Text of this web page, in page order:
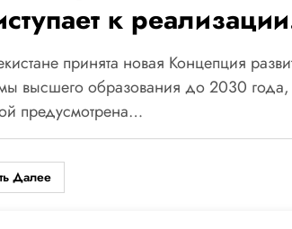
к реализации
Концепции
и готов к
с вузами
принята новая Концепция
высшего образования до 2030 года,
предусмотрена…
Далее